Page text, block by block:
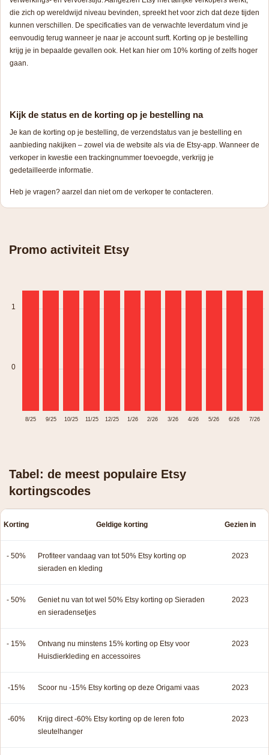
die zich op wereldwijd niveau bevinden, spreekt het voor zich dat deze tijden
kunnen verschillen. De specificaties van de verwachte leverdatum vind je
eenvoudig terug wanneer je naar je account surft. Korting op je bestelling
krijg je in bepaalde gevallen ook. Het kan hier om 10% korting of zelfs hoger
gaan.
Kijk de status en de korting op je bestelling na
Je kan de korting op je bestelling, de verzendstatus van je bestelling en
aanbieding nakijken – zowel via de website als via de Etsy-app. Wanneer de
verkoper in kwestie een trackingnummer toevoegde, verkrijg je
gedetailleerde informatie.
Heb je vragen? aarzel dan niet om de verkoper te contacteren.
Promo activiteit Etsy
1
0
8/25 9/25 10/25 11/25 12/25 1/26 2/26 3/26 4/26 5/26 6/26 7/26
Tabel: de meest populaire Etsy
kortingscodes
Korting Geldige korting Gezien in
- 50%
Profiteer vandaag van tot 50% Etsy korting op
sieraden en kleding
2023
- 50%
Geniet nu van tot wel 50% Etsy korting op Sieraden
en sieradensetjes
2023
- 15%
Ontvang nu minstens 15% korting op Etsy voor
Huisdierkleding en accessoires
2023
-15% Scoor nu -15% Etsy korting op deze Origami vaas 2023
-60%
Krijg direct -60% Etsy korting op de leren foto
sleutelhanger
2023